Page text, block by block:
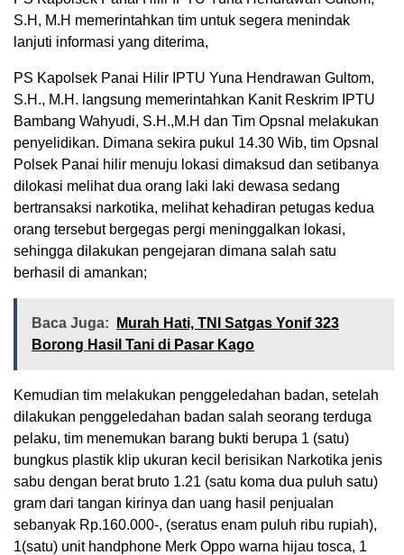
S.H, M.H memerintahkan tim untuk segera menindak
lanjuti informasi yang diterima,
PS Kapolsek Panai Hilir IPTU Yuna Hendrawan Gultom,
S.H., M.H. langsung memerintahkan Kanit Reskrim IPTU
Bambang Wahyudi, S.H.,M.H dan Tim Opsnal melakukan
penyelidikan. Dimana sekira pukul 14.30 Wib, tim Opsnal
Polsek Panai hilir menuju lokasi dimaksud dan setibanya
dilokasi melihat dua orang laki laki dewasa sedang
bertransaksi narkotika, melihat kehadiran petugas kedua
orang tersebut bergegas pergi meninggalkan lokasi,
sehingga dilakukan pengejaran dimana salah satu
berhasil di amankan;
Baca Juga:
Murah Hati, TNI Satgas Yonif 323
Borong Hasil Tani di Pasar Kago
Kemudian tim melakukan penggeledahan badan, setelah
dilakukan penggeledahan badan salah seorang terduga
pelaku, tim menemukan barang bukti berupa 1 (satu)
bungkus plastik klip ukuran kecil berisikan Narkotika jenis
sabu dengan berat bruto 1.21 (satu koma dua puluh satu)
gram dari tangan kirinya dan uang hasil penjualan
sebanyak Rp.160.000-, (seratus enam puluh ribu rupiah),
1(satu) unit handphone Merk Oppo warna hijau tosca, 1